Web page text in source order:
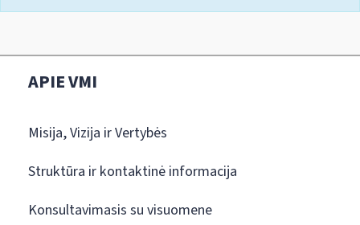
APIE VMI
Misija, Vizija ir Vertybės
Struktūra ir kontaktinė informacija
Konsultavimasis su visuomene